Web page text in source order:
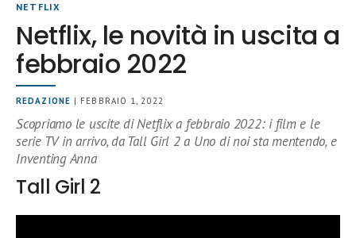
NETFLIX
Netflix, le novità in uscita a
febbraio 2022
REDAZIONE | FEBBRAIO 1, 2022
Scopriamo le uscite di Netflix a febbraio 2022: i film e le
serie TV in arrivo, da Tall Girl 2 a Uno di noi sta mentendo, e
Inventing Anna
Tall Girl 2